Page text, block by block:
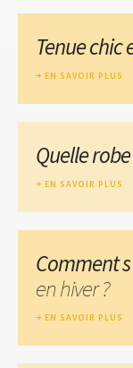
Tenue chic
EN SAVOIR PLUS
Quelle
EN SAVOIR PLUS
Comment
en hiver ?
EN SAVOIR PLUS